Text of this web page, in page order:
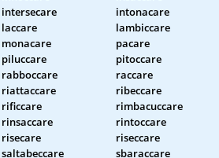
intersecare
intonacare
laccare
lambiccare
monacare
pacare
piluccare
pitoccare
rabboccare
raccare
riattaccare
ribeccare
rificcare
rimbacuccare
rinsaccare
rintoccare
risecare
riseccare
saltabeccare
sbaraccare